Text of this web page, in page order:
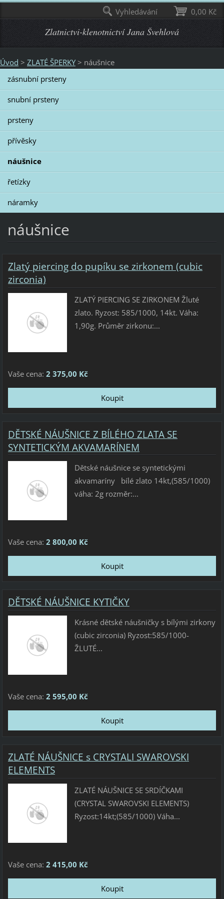
Zlatnictvi-klenotnictví Jana Švehlová
Úvod > ZLATÉ ŠPERKY > náušnice
zásnubní prsteny
snubní prsteny
prsteny
přívěsky
náušnice
řetízky
náramky
náušnice
Zlatý piercing do pupíku se zirkonem (cubic
zirconia)
ZLATÝ PIERCING SE ZIRKONEM Žluté
zlato. Ryzost: 585/1000, 14kt. Váha:
1,90g. Průměr zirkonu:...
Vaše cena: 2 375,00 Kč
DĚTSKÉ NÁUŠNICE Z BÍLÉHO ZLATA SE
SYNTETICKÝM AKVAMARÍNEM
Dětské náušnice se syntetickými
akvamaríny bílé zlato 14kt,(585/1000)
váha: 2g rozměr:...
Vaše cena: 2 800,00 Kč
DĚTSKÉ NÁUŠNICE KYTIČKY
Krásné dětské náušničky s bílými zirkony
(cubic zirconia) Ryzost:585/1000-
ŽLUTÉ...
Vaše cena: 2 595,00 Kč
ZLATÉ NÁUŠNICE s CRYSTALI SWAROVSKI
ELEMENTS
ZLATÉ NÁUŠNICE SE SRDÍČKAMI
(CRYSTAL SWAROVSKI ELEMENTS)
Ryzost:14kt;(585/1000) Váha...
Vaše cena: 2 415,00 Kč
0,00 Kč
Vyhledávání